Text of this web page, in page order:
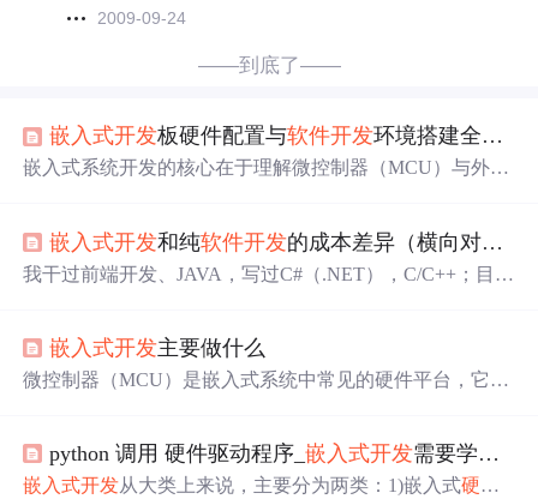
2009-09-24
——到底了——
嵌入式开发板硬件配置与软件开发环境搭建全流程指南
嵌入式系统开发的核心在于理解微控制器（MCU）与外围
引脚与板上外设（如传感器、执行器）的信号路由，这涉
及到对引脚复用、电源管理和总线协议（如I2C）的深刻理
率。以常见的嵌入式开发板为例，掌握跳线帽的正确使用
（如配置加速度计信号和I2C上拉电阻）和IDE（如CodeW
arrior）的安装避坑技巧，是确保硬件功
嵌入式开发和纯软件开发的成本差异（横向对比）
我干过前端开发、JAVA，写过C#（.NET），C/C++；目前
定制化的。纯软件开发，主要是给标准硬件，比如电脑啥
的写软件。由于目前软件市场占有率大部分已经被大厂吃
人自己带团队从零开始开发一款软件了。嵌入式方向的学
生，大部分是EE专业而非CS专业。
嵌入式开发主要做什么
微控制器（MCU）是嵌入式系统中常见的硬件平台，它通
是一门综合性的技术，要求开发人员具备扎实的计算机硬
件知识和深入的操作系统理解。例如，在智能家居领域，
python 调用 硬件驱动程序_嵌入式开发需要学习硬件吗？
嵌入式开发从大类上来说，主要分为两类：1)嵌入式硬件